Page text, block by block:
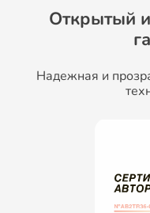
Открытый
Надежная и